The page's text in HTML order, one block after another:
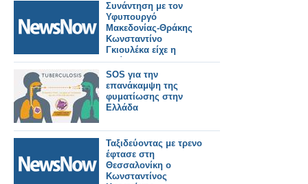
Συνάντηση με τον
Υφυπουργό
Μακεδονίας-Θράκης
Κωνσταντίνο
Γκιουλέκα είχε η
διοίκηση των
συνταξιούχων
σιδηροδρομικών του
σωματείου «Η
ΑΝΑΓΕΝΝΗΣΙΣ»
SOS για την
επανάκαμψη της
φυματίωσης στην
Ελλάδα
Ταξιδεύοντας με τρενο
έφτασε στη
Θεσσαλονίκη ο
Κωνσταντίνος